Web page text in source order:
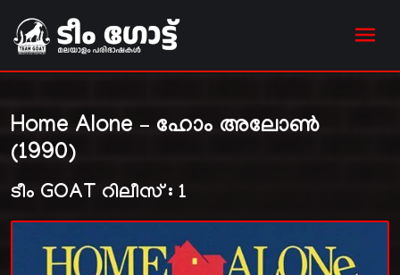
Home Alone – ഹോം അലോൺ
(1990)
ടീം GOAT റിലീസ് : 1